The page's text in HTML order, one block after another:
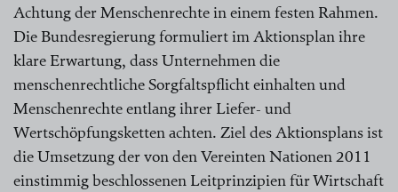
Achtung der Menschenrechte in einem festen Rahmen.
Die Bundesregierung formuliert im Aktionsplan ihre
klare Erwartung, dass Unternehmen die
menschenrechtliche Sorgfaltspflicht einhalten und
Menschenrechte entlang ihrer Liefer- und
Wertschöpfungsketten achten. Ziel des Aktionsplans ist
die Umsetzung der von den Vereinten Nationen 2011
einstimmig beschlossenen Leitprinzipien für Wirtschaft